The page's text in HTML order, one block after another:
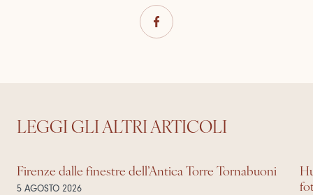
LEGGI GLI ALTRI ARTICOLI
Firenze dalle finestre dell’Antica Torre Tornabuoni
5 AGOSTO 2026